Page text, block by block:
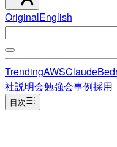
OriginalEnglish
TrendingAWSClaude
社説明会勉強会事例採用
目次